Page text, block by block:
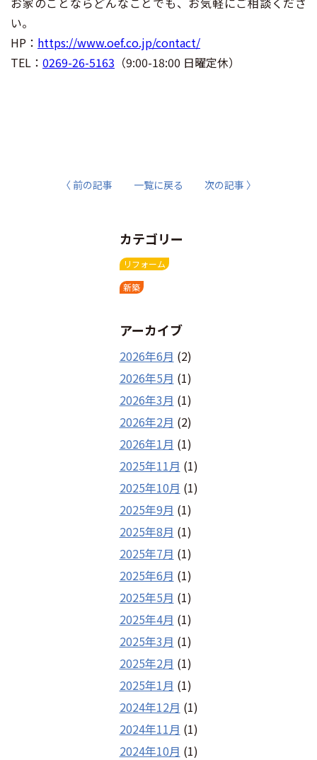
い。
HP： https://www.oef.co.jp/contact/
TEL： 0269-26-5163 （9:00-18:00 日曜定休）
〈 前の記事 一覧に戻る 次の記事 〉
カテゴリー
リフォーム
新築
アーカイブ
2026年6月 (2)
2026年5月 (1)
2026年3月 (1)
2026年2月 (2)
2026年1月 (1)
2025年11月 (1)
2025年10月 (1)
2025年9月 (1)
2025年8月 (1)
2025年7月 (1)
2025年6月 (1)
2025年5月 (1)
2025年4月 (1)
2025年3月 (1)
2025年2月 (1)
2025年1月 (1)
2024年12月 (1)
2024年11月 (1)
2024年10月 (1)